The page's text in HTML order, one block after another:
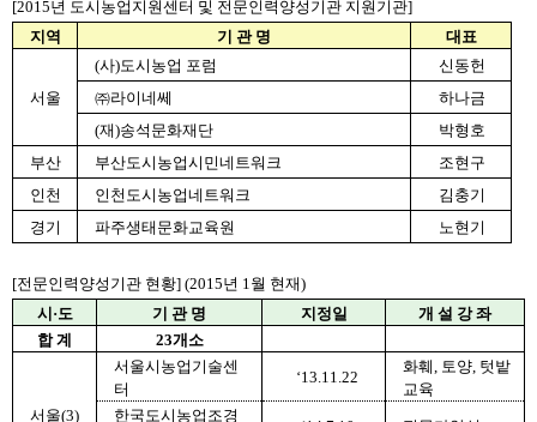
[2015년 도시농업지원센터 및 전문인력양성기관 지원기관]
지역
기 관 명 대표
서울
(사)도시농업 포럼
신동헌
㈜라이네쎄
하나금
(재)송석문화재단
박형호
부산
부산도시농업시민네트워크
조현구
인천
인천도시농업네트워크
김충기
경기
파주생태문화교육원 노현기
[전문인력양성기관 현황] (2015년 1월 현재)
시·도
기 관 명 지정일
개 설 강 좌
합 계
23개소
서울(3)
서울시농업기술센
터
‘13.11.22
화훼, 토양, 텃밭
교육
한국도시농업조경